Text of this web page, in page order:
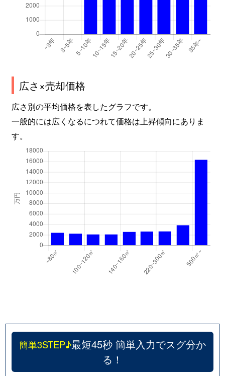
広さ×売却価格
広さ別の平均価格を表したグラフです。
一般的には広くなるにつれて価格は上昇傾向にありま
す。
簡単3STEP♪最短45秒 簡単入力でスグ分か
る！